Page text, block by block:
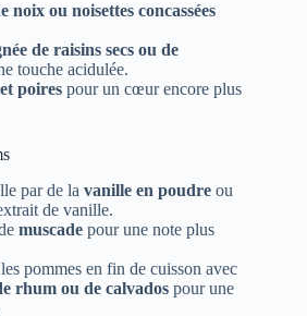
noix ou noisettes concassées
de raisins secs ou de
touche acidulée.
poires pour un cœur encore plus
par de la vanille en poudre ou
de vanille.
muscade pour une note plus
pommes en fin de cuisson avec
rhum ou de calvados pour une